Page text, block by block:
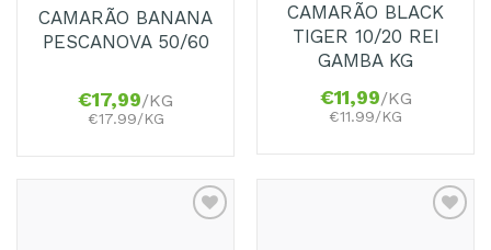
CAMARÃO BANANA
PESCANOVA 50/60
€17,99/KG
€17.99/KG
CAMARÃO BLACK
TIGER 10/20 REI
GAMBA KG
€11,99/KG
€11.99/KG